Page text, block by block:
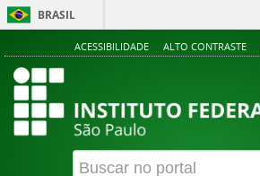
BRASIL
ACESSIBILIDADE ALTO CONTRASTE